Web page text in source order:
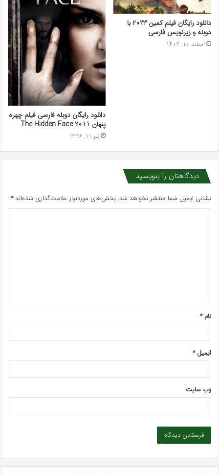
دانلود رایگان فیلم کمین 2023 با
دوبله و زیرنویس فارسی
اسفند 10, 1402
دانلود رایگان دوبله فارسی فیلم چهره
پنهان The Hidden Face 2011
تیر 11, 1396
دیدگاهتان را بنویسید
نشانی ایمیل شما منتشر نخواهد شد. بخش‌های موردنیاز علامت‌گذاری شده‌اند*
*
نام*
ایمیل*
وب‌ سایت